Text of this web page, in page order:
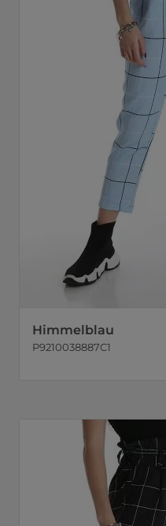
Himmelblau
P9210038887C1